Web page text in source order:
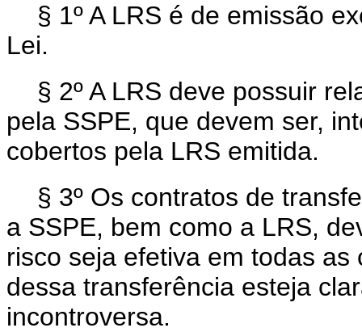
§ 1º A LRS é de emissão
Lei.
§ 2º A LRS deve possuir
pela SSPE, que devem ser,
cobertos pela LRS emitida.
§ 3º Os contratos de
a SSPE, bem como a LRS,
risco seja efetiva em todas
dessa transferência esteja
incontroversa.